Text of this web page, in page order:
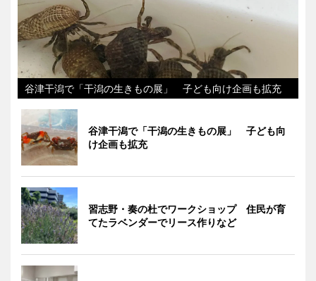
谷津干潟で「干潟の生きもの展」 子ども向け企画も拡充
谷津干潟で「干潟の生きもの展」 子ども向
け企画も拡充
習志野・奏の杜でワークショップ 住民が育
てたラベンダーでリース作りなど